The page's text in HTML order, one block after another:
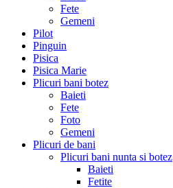
Fete
Gemeni
Pilot
Pinguin
Pisica
Pisica Marie
Plicuri bani botez
Baieti
Fete
Foto
Gemeni
Plicuri de bani
Plicuri bani nunta si botez
Baieti
Fetite